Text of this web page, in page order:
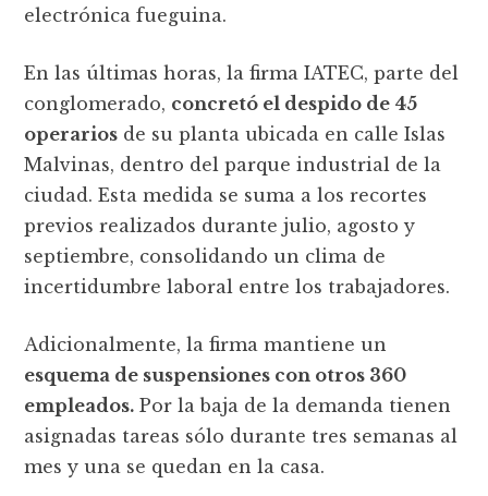
electrónica fueguina.
En las últimas horas, la firma IATEC, parte del
conglomerado, concretó el despido de 45
operarios de su planta ubicada en calle Islas
Malvinas, dentro del parque industrial de la
ciudad. Esta medida se suma a los recortes
previos realizados durante julio, agosto y
septiembre, consolidando un clima de
incertidumbre laboral entre los trabajadores.
Adicionalmente, la firma mantiene un
esquema de suspensiones con otros 360
empleados. Por la baja de la demanda tienen
asignadas tareas sólo durante tres semanas al
mes y una se quedan en la casa.